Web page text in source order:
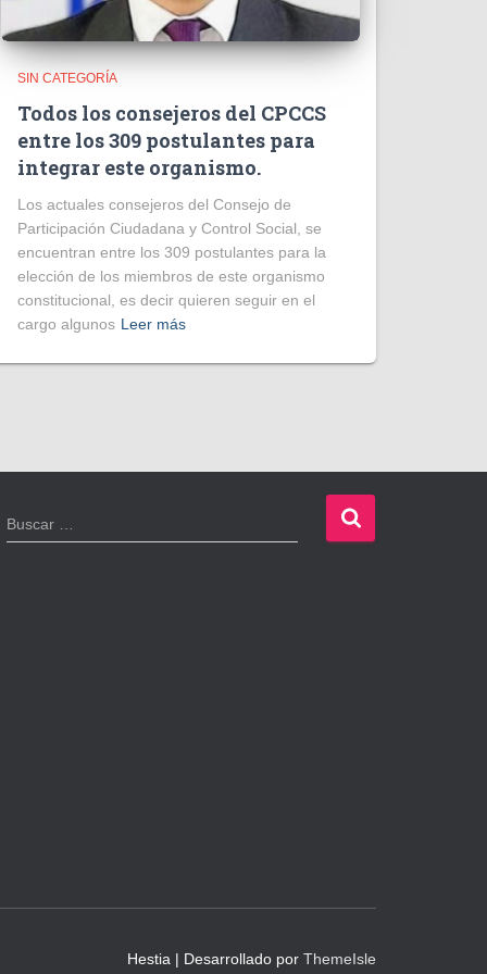
SIN CATEGORÍA
Todos los consejeros del CPCCS
entre los 309 postulantes para
integrar este organismo.
Los actuales consejeros del Consejo de
Participación Ciudadana y Control Social, se
encuentran entre los 309 postulantes para la
elección de los miembros de este organismo
constitucional, es decir quieren seguir en el
cargo algunos Leer más
B
u
Buscar …
Hestia | Desarrollado por ThemeIsle